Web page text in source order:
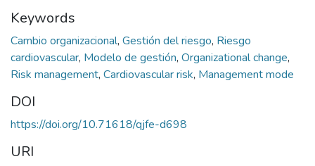
Keywords
Cambio organizacional, Gestión del riesgo, Riesgo
cardiovascular, Modelo de gestión, Organizational change,
Risk management, Cardiovascular risk, Management mode
DOI
https://doi.org/10.71618/qjfe-d698
URI